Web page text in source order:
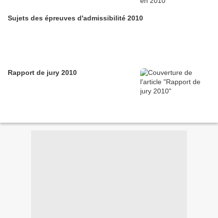
Sujets des épreuves d'admissibilité 2010
Rapport de jury 2010